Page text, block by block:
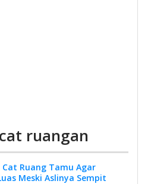
ruangan
Cat Ruang Tamu Agar
Meski Aslinya Sempit